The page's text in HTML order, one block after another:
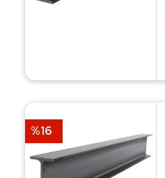
%16